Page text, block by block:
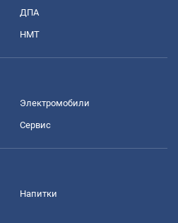
ДПА
НМТ
Электромобили
Сервис
Напитки